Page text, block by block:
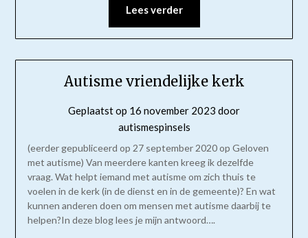
Lees verder
Autisme vriendelijke kerk
Geplaatst op 16 november 2023 door
autismespinsels
(eerder gepubliceerd op 27 september 2020 op Geloven
met autisme) Van meerdere kanten kreeg ik dezelfde
vraag. Wat helpt iemand met autisme om zich thuis te
voelen in de kerk (in de dienst en in de gemeente)? En wat
kunnen anderen doen om mensen met autisme daarbij te
helpen?In deze blog lees je mijn antwoord….